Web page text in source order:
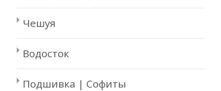
Чешуя
Водосток
Подшивка | Софиты